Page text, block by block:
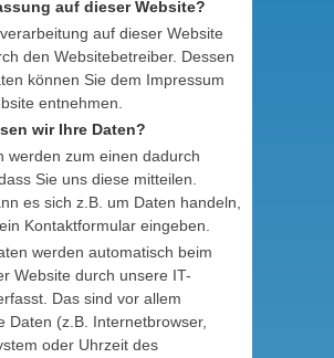
auf dieser Website?
auf dieser Website
den Websitebetreiber. Dessen
können Sie dem Impressum
entnehmen.
wir Ihre Daten?
werden zum einen dadurch
Sie uns diese mitteilen.
es sich z.B. um Daten handeln,
Kontaktformular eingeben.
werden automatisch beim
Website durch unsere IT-
Das sind vor allem
Daten (z.B. Internetbrowser,
oder Uhrzeit des